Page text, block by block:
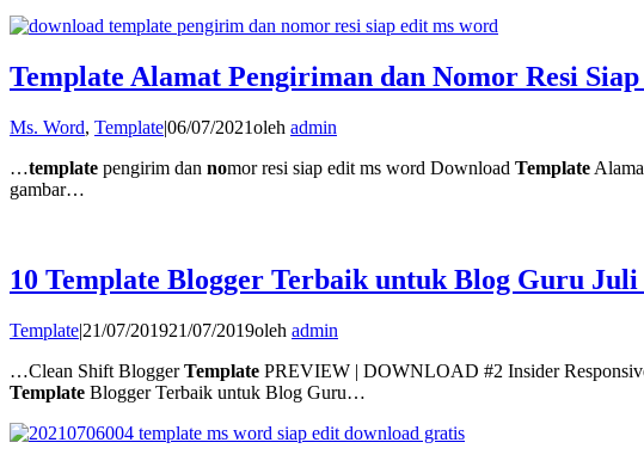
Template Alamat Pengiriman dan Nomor Resi
Ms. Word, Template|06/07/2021oleh admin
…template pengirim dan nomor resi siap edit ms word Download Template
gambar…
10 Template Blogger Terbaik untuk Blog Guru Juli
Template|21/07/201921/07/2019oleh admin
…Clean Shift BloggerTemplate PREVIEW | DOWNLOAD #2 Insider
Template Blogger Terbaik untuk Blog Guru…